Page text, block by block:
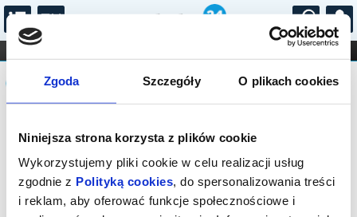
Zgoda Szczegóły O plikach cookies
Niniejsza strona korzysta z plików cookie
Wykorzystujemy pliki cookie w celu realizacji usług
zgodnie z Polityką cookies, do spersonalizowania treści
i reklam, aby oferować funkcje społecznościowe i
...
FILHARMONIA OPERA I BALET
STAND-UP
DLA DZIECI
Komunikat
Sprzedaż biletów on-line na wydarzenie
została zakończona.